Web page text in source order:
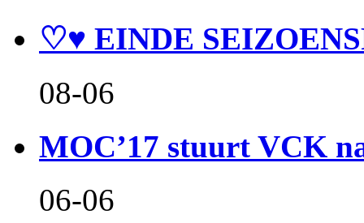
♡♥ EINDE
08-06
MOC’17 stuurt VCK
06-06